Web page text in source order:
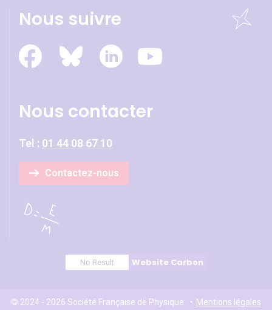
Nous suivre
Nous contacter
Tel : 01 44 08 67 10
Contactez-nous
No Result Website Carbon
© 2024 - 2026 Société Française de Physique Mentions légales